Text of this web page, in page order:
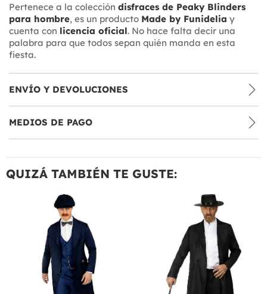
Pertenece a la colección disfraces de Peaky Blinders
para hombre, es un producto Made by Funidelia y
cuenta con licencia oficial. No hace falta decir una
palabra para que todos sepan quién manda en esta
fiesta.
ENVÍO Y DEVOLUCIONES
MEDIOS DE PAGO
QUIZÁ TAMBIÉN TE GUSTE: